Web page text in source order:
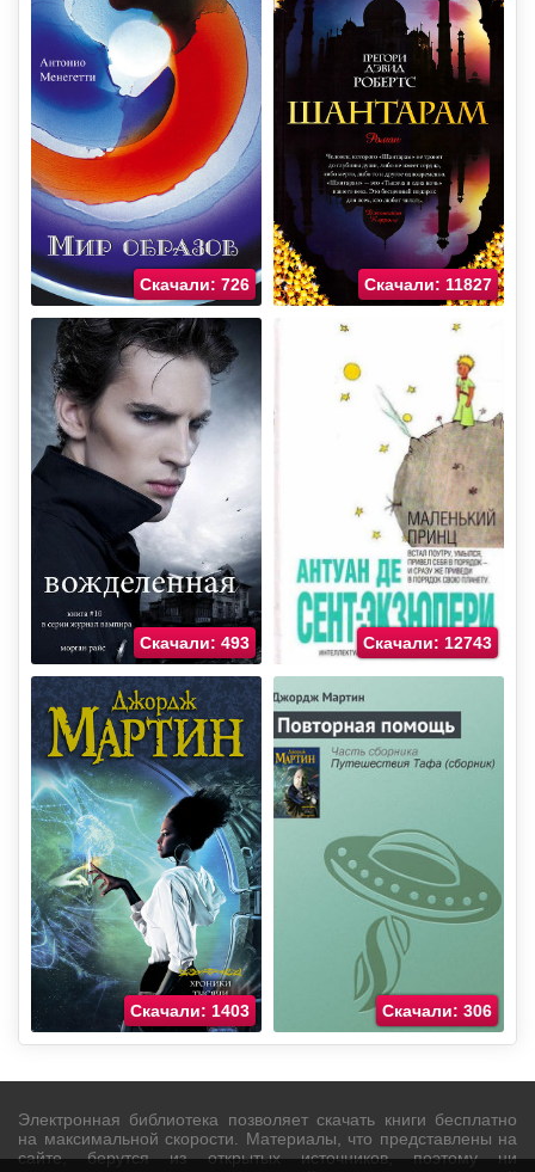
Скачали: 726 Скачали: 11827
Скачали: 493 Скачали: 12743
Скачали: 1403 Скачали: 306
Электронная библиотека позволяет скачать книги бесплатно
на максимальной скорости. Материалы, что представлены на
сайте, берутся из открытых источников, поэтому ни